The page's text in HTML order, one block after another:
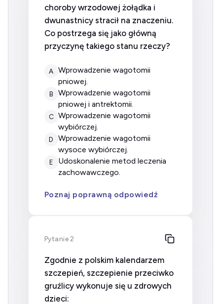
choroby wrzodowej żołądka i
dwunastnicy stracił na znaczeniu.
Co postrzega się jako główną
przyczynę takiego stanu rzeczy?
A
wprowadzenie wagotomii
pniowej.
B
wprowadzenie wagotomii
pniowej i antrektomii.
C wprowadzenie wagotomii
wybiórczej.
D
wprowadzenie wagotomii
wysoce wybiórczej.
E
udoskonalenie metod leczenia
zachowawczego.
Poznaj poprawną odpowiedź
Pytanie 2
Zgodnie z polskim kalendarzem
szczepień, szczepienie przeciwko
gruźlicy wykonuje się u zdrowych
dzieci: